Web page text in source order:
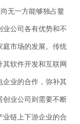
无一方能够独占鳌
业公司各有优势和不
庭市场的发展。传统
软件开发和互联网
企业的合作，弥补其
创业公司则需要不断
业链上下游企业的合